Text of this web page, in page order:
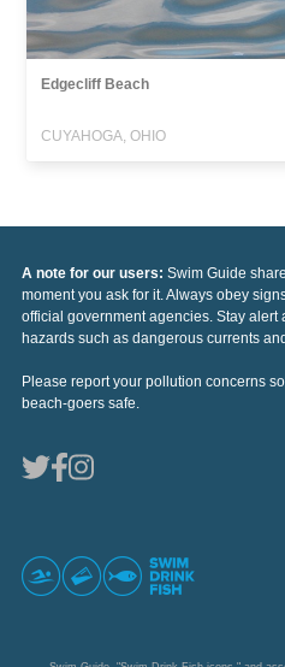
Edgecliff Beach
CUYAHOGA, OHIO
A note for our users: Swim Guide
moment you ask for it. Always obey
official government agencies. Stay alert
hazards such as dangerous currents
Please report your pollution concerns
beach-goers safe.